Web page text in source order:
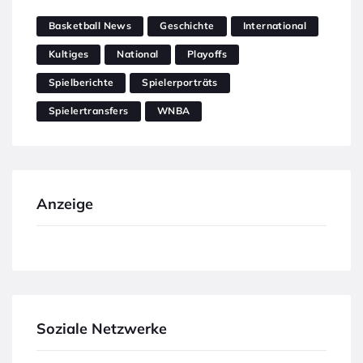
Basketball News Geschichte International
Kultiges National Playoffs
Spielberichte Spielerporträts
Spielertransfers WNBA
Anzeige
Soziale Netzwerke